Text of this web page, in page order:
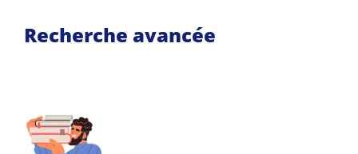
Actualités
Recherche avancée